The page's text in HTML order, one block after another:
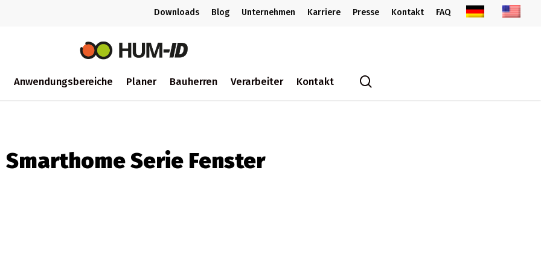
Downloads Blog Unternehmen Karriere Presse Kontakt FAQ
Anwendungsbereiche Planer Bauherren Verarbeiter Kontakt
Smarthome Serie Fenster